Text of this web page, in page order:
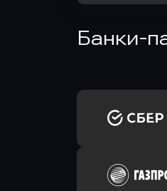
Банки-
Оправить
в